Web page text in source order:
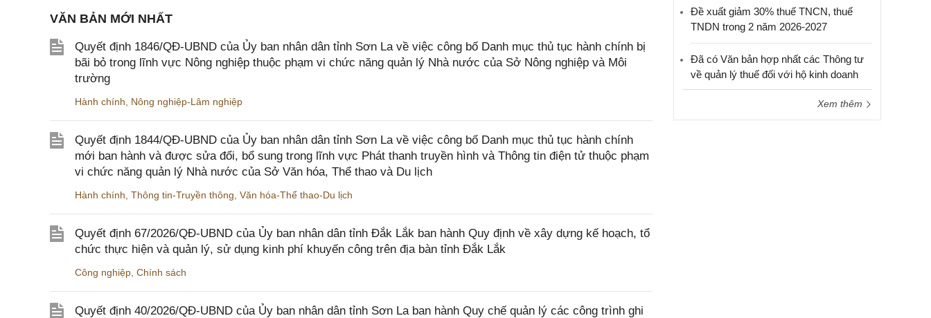
VĂN BẢN MỚI NHẤT
Quyết định 1846/QĐ-UBND của Ủy ban nhân dân tỉnh Sơn La về việc công bố Danh mục thủ tục hành chính bị
bãi bỏ trong lĩnh vực Nông nghiệp thuộc phạm vi chức năng quản lý Nhà nước của Sở Nông nghiệp và Môi
trường
Hành chính Nông nghiệp-Lâm nghiệp
Quyết định 1844/QĐ-UBND của Ủy ban nhân dân tỉnh Sơn La về việc công bố Danh mục thủ tục hành chính
mới ban hành và được sửa đổi, bổ sung trong lĩnh vực Phát thanh truyền hình và Thông tin điện tử thuộc phạm
vi chức năng quản lý Nhà nước của Sở Văn hóa, Thể thao và Du lịch
Hành chính Thông tin-Truyền thông Văn hóa-Thể thao-Du lịch
Quyết định 67/2026/QĐ-UBND của Ủy ban nhân dân tỉnh Đắk Lắk ban hành Quy định về xây dựng kế hoạch, tổ
chức thực hiện và quản lý, sử dụng kinh phí khuyến công trên địa bàn tỉnh Đắk Lắk
Công nghiệp Chính sách
Quyết định 40/2026/QĐ-UBND của Ủy ban nhân dân tỉnh Sơn La ban hành Quy chế quản lý các công trình ghi
Đề xuất giảm 30% thuế TNCN, thuế
TNDN trong 2 năm 2026-2027
Đã có Văn bản hợp nhất các Thông tư
về quản lý thuế đối với hộ kinh doanh
Xem thêm